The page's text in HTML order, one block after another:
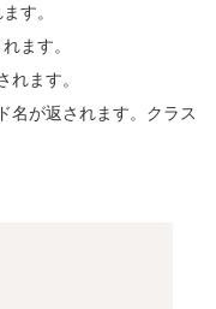
す。
ます。
れます。
名が返されます。クラス